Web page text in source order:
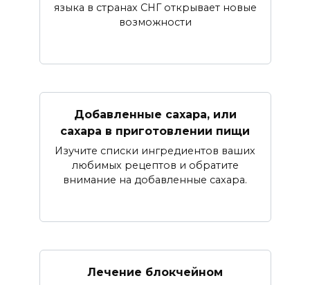
языка в странах СНГ открывает новые
возможности
Добавленные сахара, или
сахара в приготовлении пищи
Изучите списки ингредиентов ваших
любимых рецептов и обратите
внимание на добавленные сахара.
Лечение блокчейном